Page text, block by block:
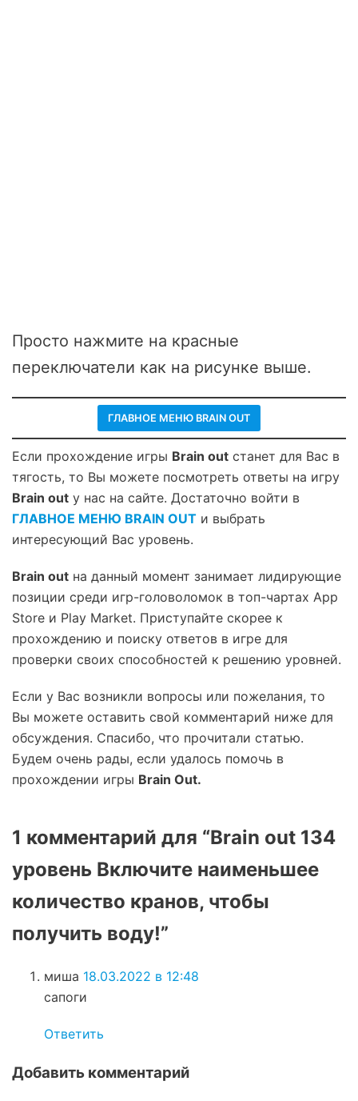
Просто нажмите на красные
переключатели как на рисунке выше.
ГЛАВНОЕ МЕНЮ BRAIN OUT
Если прохождение игры Brain out станет для Вас в
тягость, то Вы можете посмотреть ответы на игру
Brain out у нас на сайте. Достаточно войти в
ГЛАВНОЕ МЕНЮ BRAIN OUT и выбрать
интересующий Вас уровень.
Brain out на данный момент занимает лидирующие
позиции среди игр-головоломок в топ-чартах App
Store и Play Market. Приступайте скорее к
прохождению и поиску ответов в игре для
проверки своих способностей к решению уровней.
Если у Вас возникли вопросы или пожелания, то
Вы можете оставить свой комментарий ниже для
обсуждения. Спасибо, что прочитали статью.
Будем очень рады, если удалось помочь в
прохождении игры Brain Out.
1 комментарий для “Brain out 134
уровень Включите наименьшее
количество кранов, чтобы
получить воду!”
миша 18.03.2022 в 12:48
сапоги
Ответить
Добавить комментарий